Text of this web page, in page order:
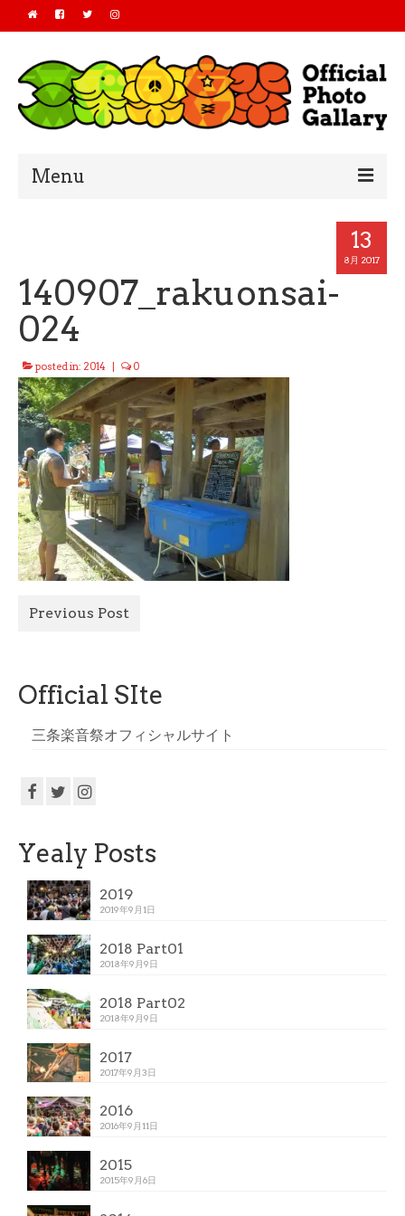
Menu
2018
2017
2016
All Photo
Official Site
13
8月 2017
140907_rakuonsai-
024
posted in: 2014 0
Previous Post
Official SIte
三条楽音祭オフィシャルサイト
Yealy Posts
2019
2019年9月1日
2018 Part01
2018年9月9日
2018 Part02
2018年9月9日
2017
2017年9月3日
2016
2016年9月11日
2015
2015年9月6日